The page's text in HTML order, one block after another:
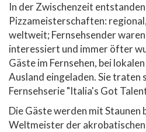
In der Zwischenzeit
Pizzameisterschaften:
weltweit; Fernsehsender
interessiert und immer öfter
Gäste im Fernsehen, bei
Ausland eingeladen. Sie traten
Fernsehserie "Italia's Got
Die Gäste werden mit Staunen
Weltmeister der